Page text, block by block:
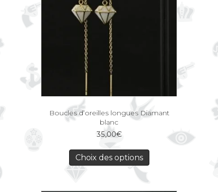
Boucles d’oreilles longues Diamant
blanc
35,00€
Choix des options